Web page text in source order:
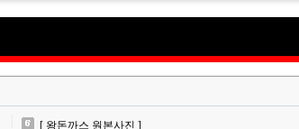
[ 왕돈까스 원본사진 ]